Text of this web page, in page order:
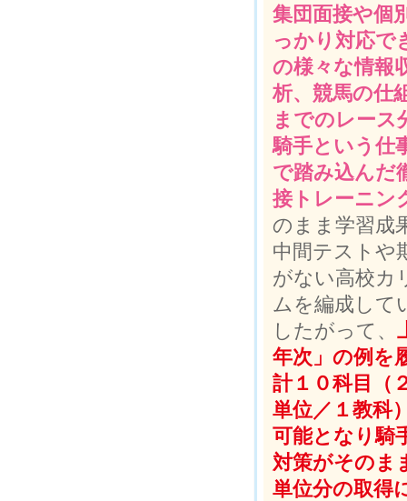
集団面接や個
っかり対応で
の様々な情報
析、競馬の仕
までのレース
騎手という仕
で踏み込んだ
接トレーニン
のまま学習成
中間テストや
がない高校カ
ムを編成して
したがって、
年次」の例を
計１０科目（
単位／１教科
可能となり騎
対策がそのま
単位分の取得